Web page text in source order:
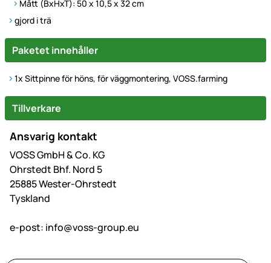
Mått (BxHxT): 50 x 10,5 x 32 cm
gjord i trä
Paketet innehåller
1x Sittpinne för höns, för väggmontering, VOSS.farming
Tillverkare
Ansvarig kontakt
VOSS GmbH & Co. KG
Ohrstedt Bhf. Nord 5
25885 Wester-Ohrstedt
Tyskland
e-post: info@voss-group.eu